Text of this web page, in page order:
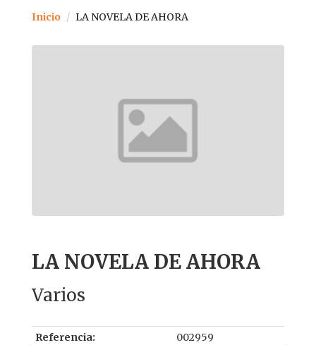
Inicio LA NOVELA DE AHORA
LA NOVELA DE AHORA
Varios
Referencia:
002959